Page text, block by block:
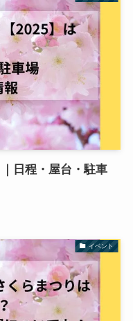
日程・屋台・駐車
イベント